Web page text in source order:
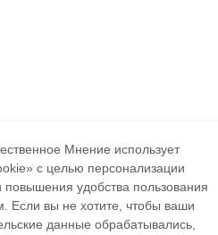
Мнение использует
с целью персонализации
повышения удобства пользования
Если вы не хотите, чтобы ваши
данные обрабатывались,